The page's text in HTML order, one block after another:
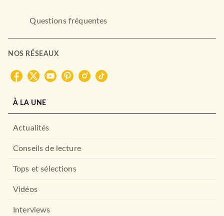
Le Cri Soleil
Questions fréquentes
NOS RÉSEAUX
À LA UNE
Actualités
Conseils de lecture
Tops et sélections
Vidéos
Interviews